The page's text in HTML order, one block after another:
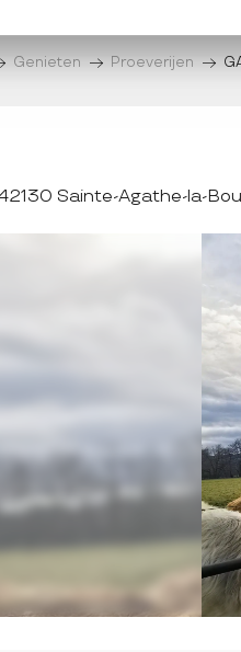
Genieten Proeverijen
Sainte-Agathe-la-